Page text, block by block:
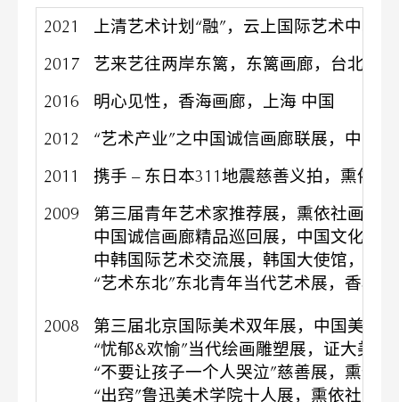
2021
上清艺术计划“融”，云上国际艺术中心
2017
艺来艺往两岸东篱，东篱画廊，台北 中
2016
明心见性，香海画廊，上海 中国
2012
“艺术产业”之中国诚信画廊联展，中国
2011
携手 – 东日本311地震慈善义拍，熏依社
2009
第三届青年艺术家推荐展，熏依社画廊
中国诚信画廊精品巡回展，中国文化部
中韩国际艺术交流展，韩国大使馆，上
“艺术东北”东北青年当代艺术展，香格
2008
第三届北京国际美术双年展，中国美术
“忧郁&欢愉”当代绘画雕塑展，证大美术
“不要让孩子一个人哭泣”慈善展，熏依
“出窍”鲁迅美术学院十人展，熏依社画